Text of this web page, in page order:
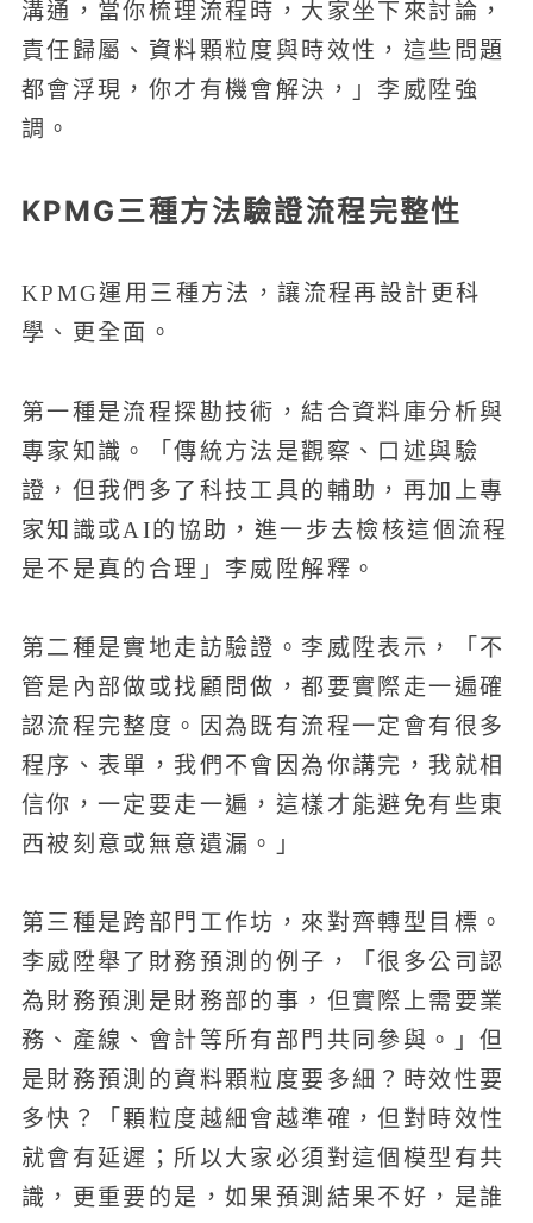
溝通，當你梳理流程時，大家坐下來討論，
責任歸屬、資料顆粒度與時效性，這些問題
都會浮現，你才有機會解決，」李威陞強
調。
KPMG三種方法驗證流程完整性
KPMG運用三種方法，讓流程再設計更科
學、更全面。
第一種是流程探勘技術，結合資料庫分析與
專家知識。「傳統方法是觀察、口述與驗
證，但我們多了科技工具的輔助，再加上專
家知識或AI的協助，進一步去檢核這個流程
是不是真的合理」李威陞解釋。
第二種是實地走訪驗證。李威陞表示，「不
管是內部做或找顧問做，都要實際走一遍確
認流程完整度。因為既有流程一定會有很多
程序、表單，我們不會因為你講完，我就相
信你，一定要走一遍，這樣才能避免有些東
西被刻意或無意遺漏。」
第三種是跨部門工作坊，來對齊轉型目標。
李威陞舉了財務預測的例子，「很多公司認
為財務預測是財務部的事，但實際上需要業
務、產線、會計等所有部門共同參與。」但
是財務預測的資料顆粒度要多細？時效性要
多快？「顆粒度越細會越準確，但對時效性
就會有延遲；所以大家必須對這個模型有共
識，更重要的是，如果預測結果不好，是誰